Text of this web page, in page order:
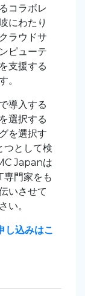
コラボレ
にわたり
ラウドサ
ピューテ
支援する
。
導入する
選択する
を選択す
つとして検
Japanは
門家をも
いさせて
い。
し込みはこ